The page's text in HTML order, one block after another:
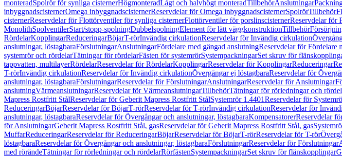
monteradSpolrör för synliga cisternerHögmonteradLågt och halvhögt monteradTillbehörAnslutningar
inbyggnadscisternerOmega inbyggnadscisternerReservdelar för Omega inbyggnadscisternerSpolrörTillbehör
cisternerReservdelar för Flottörventiler för synliga cisternerFlottörventiler för porslinscisternerReservdelar för
MonolithSpolventilerStart/stopp-spolningDubbelspolningElement för lätt väggkonstruktionTillbehör
RördelarKopplingarReduceringarBöjarT-rörInvändig cirkulationReservdelar för Invändig cirkulation
anslutningar, löstagbaraFörslutningarAnslutningarFördelare med gängad anslutningReservdelar för Fördelare
systemrör och rördelarTätningar för rördelarFästen för systemrörSystempackningarSet skruv för
tappvatten, multilayerRördelarReservdelar för RördelarKopplingarReservdelar för KopplingarReduceringar
T-rörInvändig cirkulationReservdelar för Invändig cirkulationÖvergångar ej löstagbaraReservdelar för
anslutningar, löstagbaraFörslutningarReservdelar för FörslutningarAnslutningarReservdelar för Anslutningar
anslutningVärmeanslutningarReservdelar för VärmeanslutningarTillbehörTätningar för rörledningar och
Mapress Rostfritt StålReservdelar för Geberit Mapress Rostfritt StålSystemrör 1.4401Reservdelar för
ReduceringarBöjarReservdelar för BöjarT-rörReservdelar för T-rörInvändig cirkulationReservdelar för
anslutningar, löstagbaraReservdelar för Övergångar och anslutningar, löstagbaraKompensatorerReservdelar
för AnslutningarGeberit Mapress Rostfritt Stål, gasReservdelar för Geberit Mapress Rostfritt Stål, gas
MuffarReduceringarReservdelar för ReduceringarBöjarReservdelar för BöjarT-rörReservdelar för T-rör
löstagbaraReservdelar för Övergångar och anslutningar, löstagbaraFörslutningarReservdelar för Förslutningar
med rörändeTätningar för rörledningar och rördelarRörfästenSystempackningarSet skruv för flänskopplingar